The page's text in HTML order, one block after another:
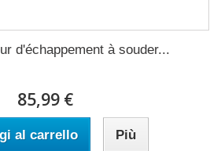
d'échappement à souder...
85,99 €
al carrello Più